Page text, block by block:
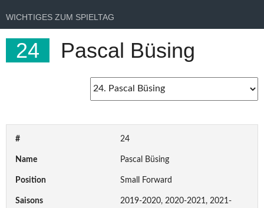
WICHTIGES ZUM SPIELTAG
24 Pascal Büsing
# 24
Name Pascal Büsing
Position Small Forward
Saisons
2019-2020, 2020-2021, 2021-